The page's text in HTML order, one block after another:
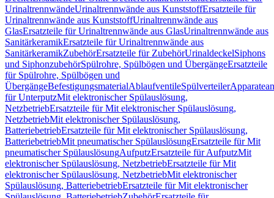
UrinaltrennwändeUrinaltrennwände aus KunststoffErsatzteile für
Urinaltrennwände aus KunststoffUrinaltrennwände aus
GlasErsatzteile für Urinaltrennwände aus GlasUrinaltrennwände aus
SanitärkeramikErsatzteile für Urinaltrennwände aus
SanitärkeramikZubehörErsatzteile für ZubehörUrinaldeckelSiphons
und SiphonzubehörSpülrohre, Spülbögen und ÜbergängeErsatzteile
für Spülrohre, Spülbögen und
ÜbergängeBefestigungsmaterialAblaufventileSpülverteiler
für UnterputzMit elektronischer Spülauslösung,
NetzbetriebErsatzteile für Mit elektronischer Spülauslösung,
NetzbetriebMit elektronischer Spülauslösung,
BatteriebetriebErsatzteile für Mit elektronischer Spülauslösung,
BatteriebetriebMit pneumatischer SpülauslösungErsatzteile für Mit
pneumatischer SpülauslösungAufputzErsatzteile für AufputzMit
elektronischer Spülauslösung, NetzbetriebErsatzteile für Mit
elektronischer Spülauslösung, NetzbetriebMit elektronischer
Spülauslösung, BatteriebetriebErsatzteile für Mit elektronischer